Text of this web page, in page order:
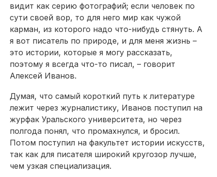
видит как серию фотографий; если человек по
сути своей вор, то для него мир как чужой
карман, из которого надо что-нибудь стянуть. А
я вот писатель по природе, и для меня жизнь –
это истории, которые я могу рассказать,
поэтому я всегда что-то писал, – говорит
Алексей Иванов.
Думая, что самый короткий путь к литературе
лежит через журналистику, Иванов поступил на
журфак Уральского университета, но через
полгода понял, что промахнулся, и бросил.
Потом поступил на факультет истории искусств,
так как для писателя широкий кругозор лучше,
чем узкая специализация.